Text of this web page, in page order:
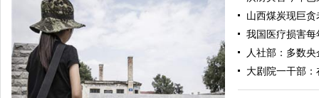
山西煤炭现巨
我国医疗损害
人社部：多数
大剧院一干部